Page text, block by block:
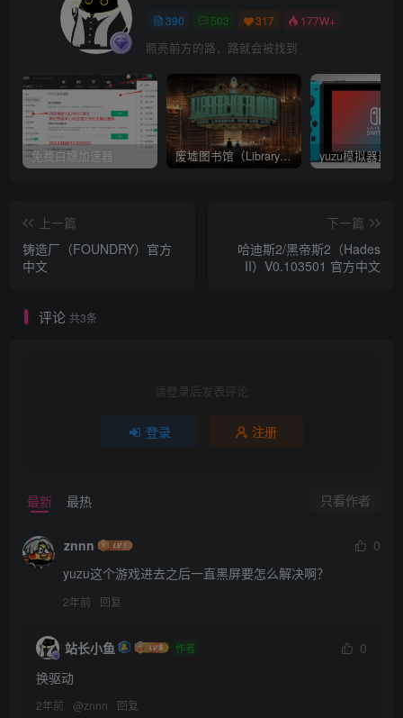
390 503 317 177W+
照亮前方的路，路就会被找到
免费白嫖加速器 废墟图书馆（Library Of Ruina）v1.1.0.6a13 官中 附yuzu模拟器 本体+1.0.3升补
上一篇
铸造厂（FOUNDRY）官方
中文
下一篇
哈迪斯2/黑帝斯2（Hades
II）V0.103501 官方中文
评论 共3条
请登录后发表评论
登录 注册
最新 最热 只看作者
znnn
0
yuzu这个游戏进去之后一直黑屏要怎么解决啊？
2年前 回复
站长小鱼 作者
0
换驱动
2年前 @znnn 回复